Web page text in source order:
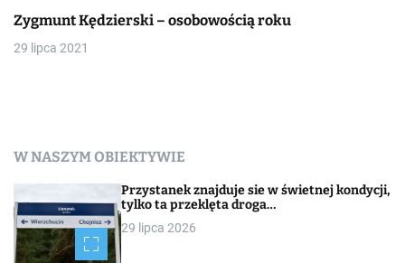
Zygmunt Kędzierski – osobowością roku
29 lipca 2021
W NASZYM OBIEKTYWIE
Przystanek znajduje sie w świetnej kondycji,
tylko ta przeklęta droga…
29 lipca 2026